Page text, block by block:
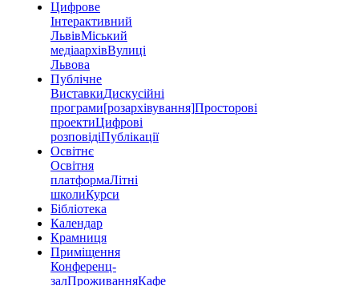
Цифрове
Інтерактивний
ЛьвівМіський
медіаархівВулиці
Львова
Публічне
ВиставкиДискусійні
програми[розархівування]Просторові
проектиЦифрові
розповідіПублікації
Освітнє
Освітня
платформаЛітні
школиКурси
Бібліотека
Календар
Крамниця
Приміщення
Конференц-
залПроживанняКафе